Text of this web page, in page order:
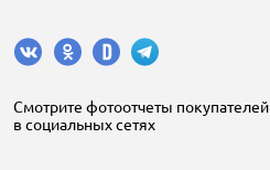
Cмотрите фотоотчеты покупателей
в социальных сетях